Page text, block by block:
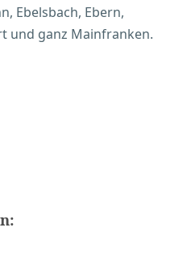
Ebelsbach, Ebern,
und ganz Mainfranken.